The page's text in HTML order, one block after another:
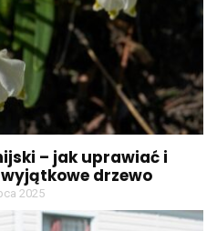
– jak uprawiać i
drzewo
2025